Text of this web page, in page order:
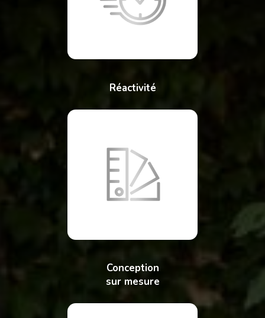
Réactivité
Conception
sur mesure